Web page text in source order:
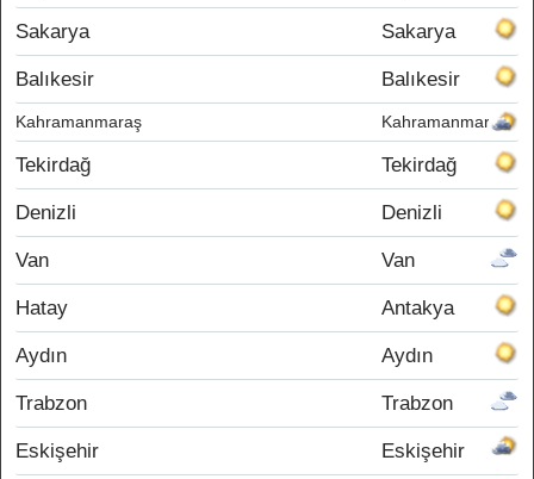
Sakarya Sakarya
Balıkesir Balıkesir
Kahramanmaraş Kahramanmaraş
Tekirdağ Tekirdağ
Denizli Denizli
Van Van
Hatay Antakya
Aydın Aydın
Trabzon Trabzon
Eskişehir Eskişehir